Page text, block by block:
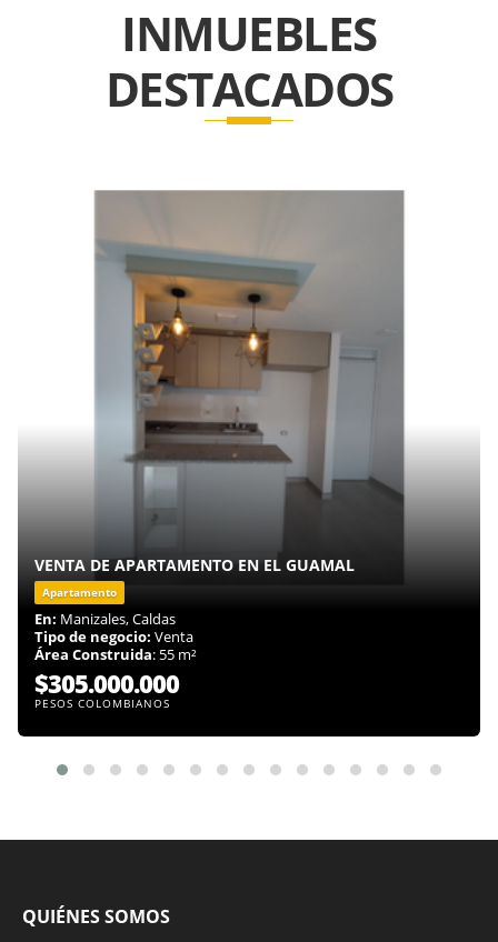
INMUEBLES
DESTACADOS
VENTA DE APARTAMENTO EN EL GUAMAL
Apartamento
En: Manizales, Caldas
Tipo de negocio: Venta
Área Construida: 55 m²
$305.000.000
PESOS COLOMBIANOS
QUIÉNES SOMOS